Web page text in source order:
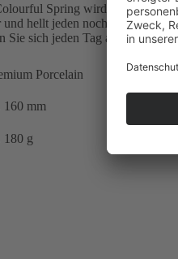
Spring wird Sie das
hellt jeden noch so trüben
Sie sich jeden Tag aufs Neue
Porcelain
160 mm
180 g